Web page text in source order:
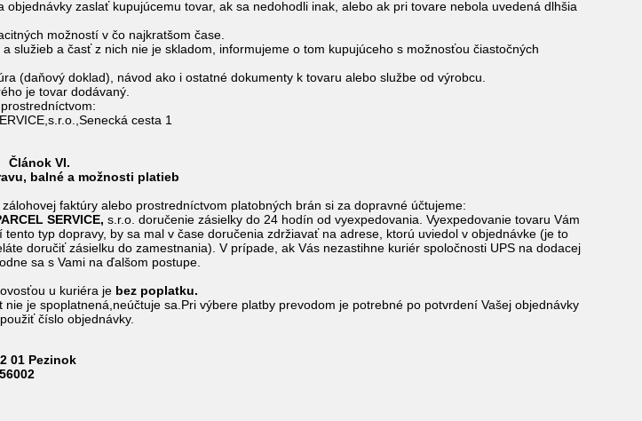
objednávky zaslať kupujúcemu tovar, ak sa nedohodli inak, alebo ak pri tovare nebola uvedená dlhšia
možností v čo najkratšom čase.
služieb a časť z nich nie je skladom, informujeme o tom kupujúceho s možnosťou čiastočných
(daňový doklad), návod ako i ostatné dokumenty k tovaru alebo službe od výrobcu.
je tovar dodávaný.
cesta 1
a možnosti platieb
faktúry alebo prostredníctvom platobných brán si za dopravné účtujeme:
SERVICE, s.r.o. doručenie zásielky do 24 hodín od vyexpedovania. Vyexpedovanie tovaru Vám
typ dopravy, by sa mal v čase doručenia zdržiavať na adrese, ktorú uviedol v objednávke (je to
doručiť zásielku do zamestnania). V prípade, ak Vás nezastihne kuriér spoločnosti UPS na dodacej
sa s Vami na ďalšom postupe.
u kuriéra je bez poplatku.
je spoplatnená,neúčtuje sa.Pri výbere platby prevodom je potrebné po potvrdení Vašej objednávky
číslo objednávky.
01 Pezinok